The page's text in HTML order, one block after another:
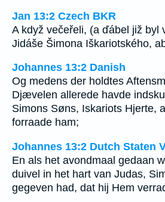
Jan 13:2 Czech BKR
A když večeřeli, (a ďábel již byl
Jidáše Šimona Iškariotského,
Johannes 13:2 Danish
Og medens der holdtes
Djævelen allerede havde
Simons Søns, Iskariots Hjerte,
forraade ham;
Johannes 13:2 Dutch Staten
En als het avondmaal gedaan
duivel in het hart van Judas,
gegeven had, dat hij Hem